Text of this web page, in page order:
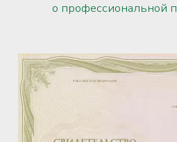
о профессиональной